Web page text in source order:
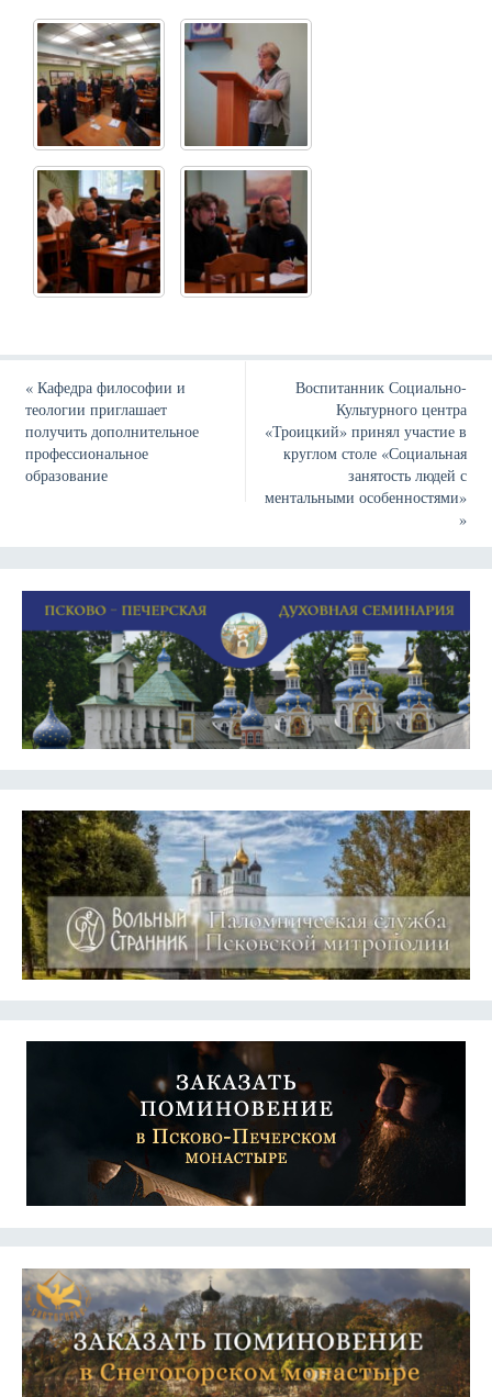
«Кафедра философии и
теологии приглашает
получить дополнительное
профессиональное
образование
Воспитанник Социально-
Культурного центра
«Троицкий» принял участие в
круглом столе «Социальная
занятость людей с
ментальными особенностями»
»